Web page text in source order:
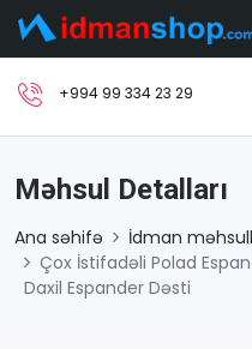
+994 99 334 23 29
Məhsul Detalları
Ana səhifə
İdman
Çox İstifadəli Polad
Daxil Espander Dəsti